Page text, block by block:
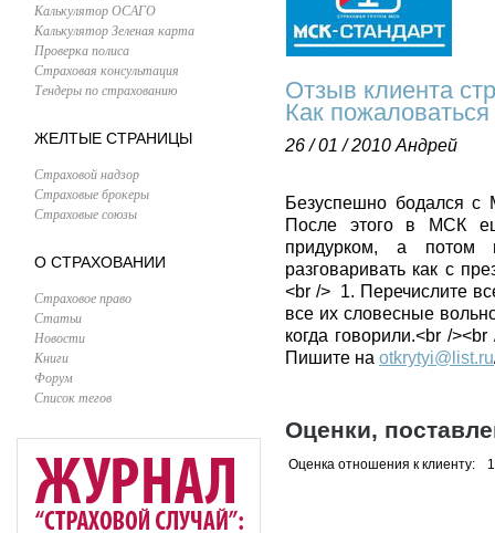
Калькулятор ОСАГО
Калькулятор Зеленая карта
Проверка полиса
Страховая консультация
Тендеры по страхованию
ЖЕЛТЫЕ СТРАНИЦЫ
Страховой надзор
Страховые брокеры
Страховые союзы
О СТРАХОВАНИИ
Страховое право
Статьи
Новости
Книги
Форум
Список тегов
Отзыв клиента
Как
26 / 01 / 2010 Андрей
Безуспешно бодался
После этого в МСК
придурком, а потом
разговаривать как с
<br /> 1. Перечислите
все их словесные
когда говорили.<br /
Пишите на otkrytyi@list.ru
Оценки,
Оценка отношения к клиенту: 1